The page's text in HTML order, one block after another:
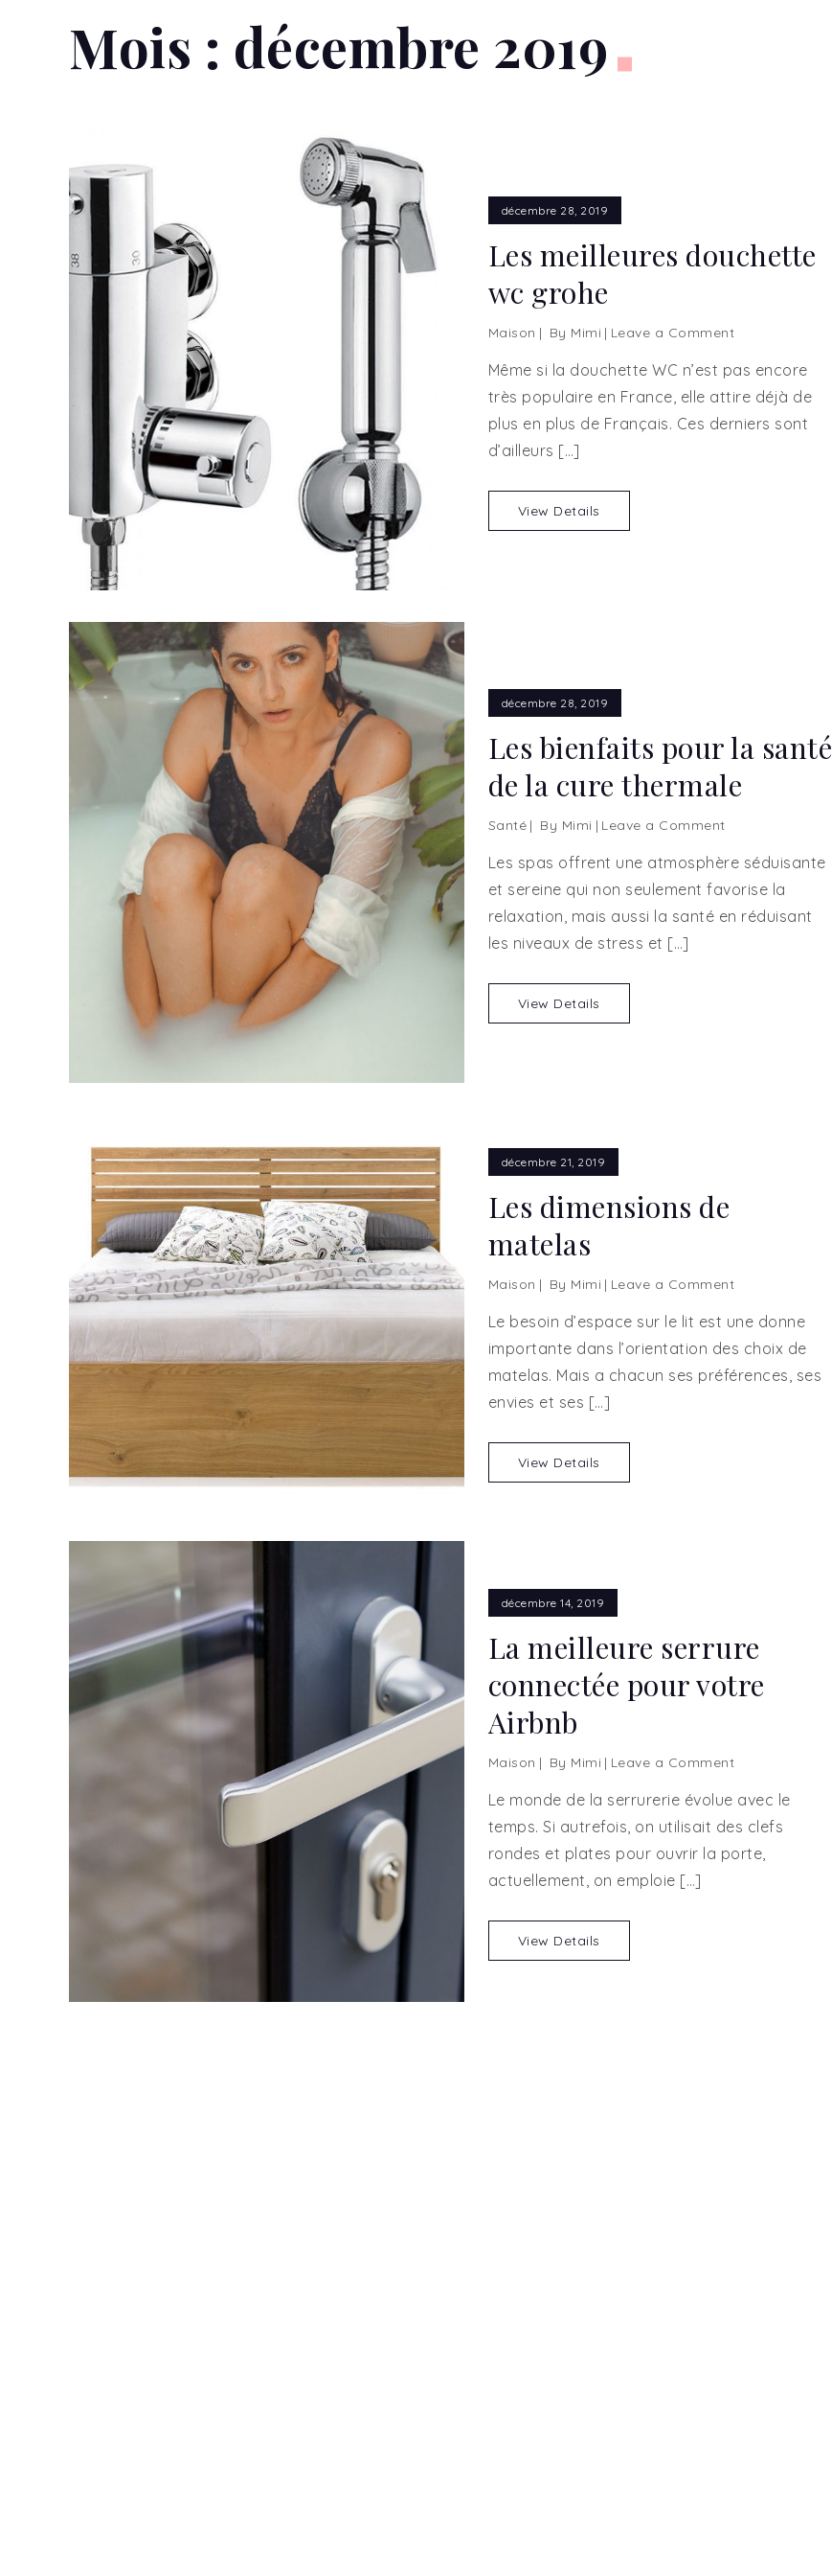
Mois : décembre 2019
décembre 28, 2019
Les meilleures douchette
wc grohe
Maison By Mimi Leave a Comment
meilleures
douchette
wc
Même si la douchette WC n’est pas encore
très populaire en France, elle attire déjà de
plus en plus de Français. Ces derniers sont
d’ailleurs […]
View Details
décembre 28, 2019
Les bienfaits pour la santé
de la cure thermale
Santé By Mimi Leave a Comment
bienfaits
pour
la
Les spas offrent une atmosphère séduisante
et sereine qui non seulement favorise la
relaxation, mais aussi la santé en réduisant
les niveaux de stress et […]
View Details
décembre 21, 2019
Les dimensions de
matelas
Maison By Mimi Leave a Comment
dimensions
de
matelas
Le besoin d’espace sur le lit est une donne
importante dans l’orientation des choix de
matelas. Mais a chacun ses préférences, ses
envies et ses […]
View Details
décembre 14, 2019
La meilleure serrure
connectée pour votre
Airbnb
Maison By Mimi Leave a Comment
meilleure
serrure
connectée
Le monde de la serrurerie évolue avec le
temps. Si autrefois, on utilisait des clefs
rondes et plates pour ouvrir la porte,
actuellement, on emploie […]
View Details